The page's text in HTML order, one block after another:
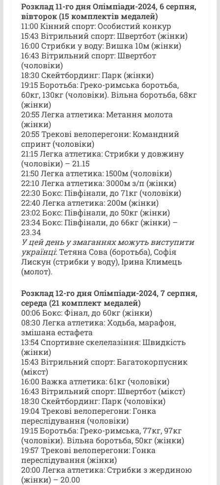
Розклад 11-го дня Олімпіади-2024, 6 серпня,
вівторок (15 комплектів медалей)
11:00 Кінний спорт: Особистий конкур
15:43 Вітрильний спорт: Швертбот (жінки)
16:00 Стрибки у воду: Вишка 10м (жінки)
16:43 Вітрильний спорт: Швертбот
(чоловіки)
18:30 Скейтбординг: Парк (жінки)
19:15 Боротьба: Греко-римська боротьба,
60кг, 130кг (чоловіки). Вільна боротьба, 68кг
(жінки)
20:55 Легка атлетика: Метання молота
(жінки)
20:55 Трекові велоперегони: Командний
спринт (чоловіки)
21:15 Легка атлетика: Стрибки у довжину
(чоловіки) – 21.15
21:50 Легка атлетика: 1500м (чоловіки)
22:10 Легка атлетика: 3000м з/п (жінки)
22:30 Бокс: Півфінали, до 71кг (чоловіки)
22:40 Легка атлетика: 200м (жінки)
23:02 Бокс: Півфінали, до 50кг (жінки)
23:34 Бокс: Півфінали, до 66кг (жінки) –
23.34
У цей день у змаганнях можуть виступити
українці: Тетяна Сова (боротьба), Софія
Лискун (стрибки у воду), Ірина Климець
(молот).
Розклад 12-го дня Олімпіади-2024, 7 серпня,
середа (21 комплект медалей)
00:06 Бокс: Фінал, до 60кг (жінки)
08:30 Легка атлетика: Ходьба, марафон,
змішана естафета
13:54 Спортивне скелелазіння: Швидкість
(жінки)
15:43 Вітрильний спорт: Багатокорпусник
(мікст)
16:00 Важка атлетика: 61кг (чоловіки)
16:43 Вітрильний спорт: Швертбот (мікст)
18:30 Скейтбординг: Парк (чоловіки)
19:04 Трекові велоперегони: Гонка
переслідування (чоловіки)
19:15 Боротьба: Греко-римська, 77кг, 97кг
(чоловіки). Вільна боротьба, 50кг (жінки)
19:57 Трекові велоперегони: Гонка
переслідування (жінки)
20:00 Легка атлетика: Стрибки з жердиною
(жінки) – 20.00